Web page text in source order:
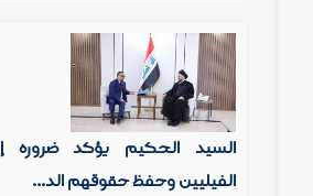
السيد الحكيم يؤكد ضرورة
الفيليين وحفظ حقوقهم الد...